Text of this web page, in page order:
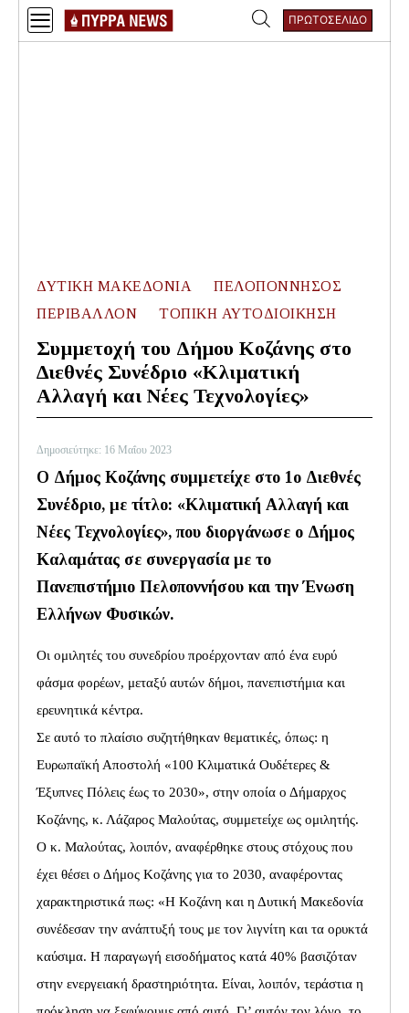
Αναζήτηση
ΠΡΩΤΟΣΕΛΙΔΟ
ΔΥΤΙΚΗ ΜΑΚΕΔΟΝΙΑ
ΠΕΛΟΠΟΝΝΗΣΟΣ
ΠΕΡΙΒΑΛΛΟΝ
ΤΟΠΙΚΗ ΑΥΤΟΔΙΟΙΚΗΣΗ
Συμμετοχή του Δήμου Κοζάνης στο
∆ιεθνές Συνέδριο «Κλιµατική
Αλλαγή και Νέες Τεχνολογίες»
Δημοσιεύτηκε: 16 Μαΐου 2023
Ο Δήμος Κοζάνης συμμετείχε στο 1ο Διεθνές
Συνέδριο, µε τίτλο: «Κλιματική Αλλαγή και
Νέες Τεχνολογίες», που διοργάνωσε ο Δήμος
Καλαμάτας σε συνεργασία µε το
Πανεπιστήμιο Πελοποννήσου και την Ένωση
Ελλήνων Φυσικών.
Οι ομιλητές του συνεδρίου προέρχονταν από ένα ευρύ
φάσμα φορέων, μεταξύ αυτών δήμοι, πανεπιστήμια και
ερευνητικά κέντρα.
Σε αυτό το πλαίσιο συζητήθηκαν θεματικές, όπως: η
Ευρωπαϊκή Αποστολή «100 Κλιματικά Ουδέτερες &
Έξυπνες Πόλεις έως το 2030», στην οποία ο Δήμαρχος
Κοζάνης, κ. Λάζαρος Μαλούτας, συμμετείχε ως ομιλητής.
Ο κ. Μαλούτας, λοιπόν, αναφέρθηκε στους στόχους που
έχει θέσει ο Δήμος Κοζάνης για το 2030, αναφέροντας
χαρακτηριστικά πως: «Η Κοζάνη και η Δυτική Μακεδονία
συνέδεσαν την ανάπτυξή τους με τον λιγνίτη και τα ορυκτά
καύσιμα. Η παραγωγή εισοδήματος κατά 40% βασιζόταν
στην ενεργειακή δραστηριότητα. Είναι, λοιπόν, τεράστια η